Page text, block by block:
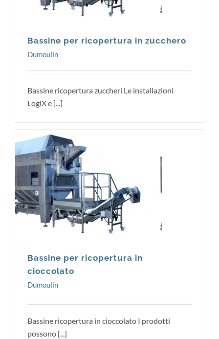
Bassine per ricopertura in zucchero
Dumoulin
Bassine ricopertura zuccheri Le installazioni
LogiX e [...]
Dumoulin
Bassine per ricopertura in
cioccolato
Dumoulin
Bassine ricopertura in cioccolato I prodotti
possono [...]